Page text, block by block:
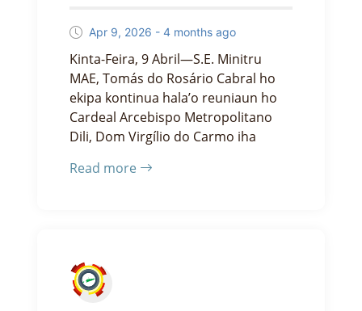
Apr 9, 2026 - 4 months ago
Kinta-Feira, 9 Abril—S.E. Minitru
MAE, Tomás do Rosário Cabral ho
ekipa kontinua hala’o reuniaun ho
Cardeal Arcebispo Metropolitano
Dili, Dom Virgílio do Carmo iha
Read more